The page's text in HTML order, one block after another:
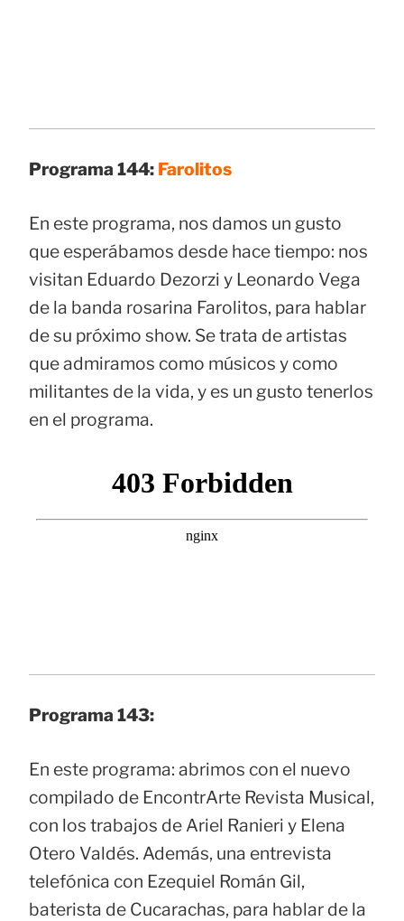
Programa 144: Farolitos
En este programa, nos damos un gusto
que esperábamos desde hace tiempo: nos
visitan Eduardo Dezorzi y Leonardo Vega
de la banda rosarina Farolitos, para hablar
de su próximo show. Se trata de artistas
que admiramos como músicos y como
militantes de la vida, y es un gusto tenerlos
en el programa.
Programa 143:
En este programa: abrimos con el nuevo
compilado de EncontrArte Revista Musical,
con los trabajos de Ariel Ranieri y Elena
Otero Valdés. Además, una entrevista
telefónica con Ezequiel Román Gil,
baterista de Cucarachas, para hablar de la